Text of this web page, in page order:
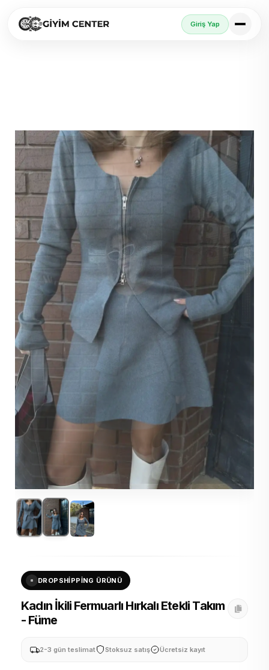
Giriş Yap
DROPSHIPPING ÜRÜNÜ
Kadın İkili Fermuarlı Hırkalı Etekli Takım
- Füme
2-3 gün teslimat Stoksuz satış Ücretsiz kayıt